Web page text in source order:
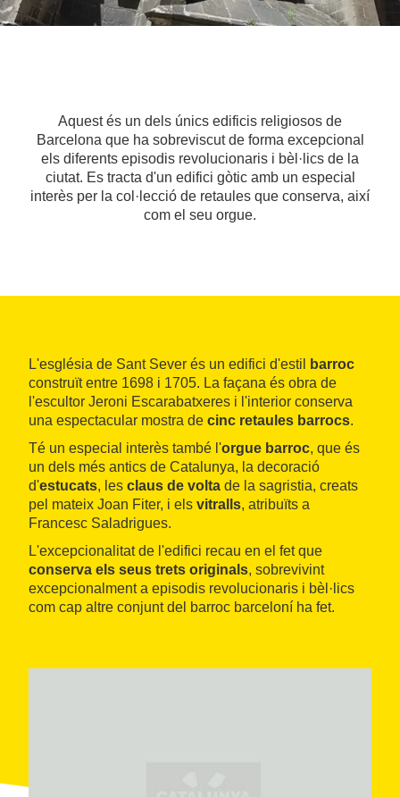
Aquest és un dels únics edificis religiosos de
Barcelona que ha sobreviscut de forma excepcional
els diferents episodis revolucionaris i bèl·lics de la
ciutat. Es tracta d'un edifici gòtic amb un especial
interès per la col·lecció de retaules que conserva, així
com el seu orgue.
L'església de Sant Sever és un edifici d'estil
barroc
construït entre 1698 i 1705. La façana és obra de
l'escultor Jeroni Escarabatxeres i l'interior conserva
una espectacular mostra de cinc retaules barrocs.
Té un especial interès també l'orgue barroc, que és
un dels més antics de Catalunya, la decoració
d'estucats, les claus de volta de la sagristia, creats
pel mateix Joan Fiter, i els vitralls, atribuïts a
Francesc Saladrigues.
L'excepcionalitat de l'edifici recau en el fet que
conserva els seus trets originals, sobrevivint
excepcionalment a episodis revolucionaris i bèl·lics
com cap altre conjunt del barroc barceloní ha fet.